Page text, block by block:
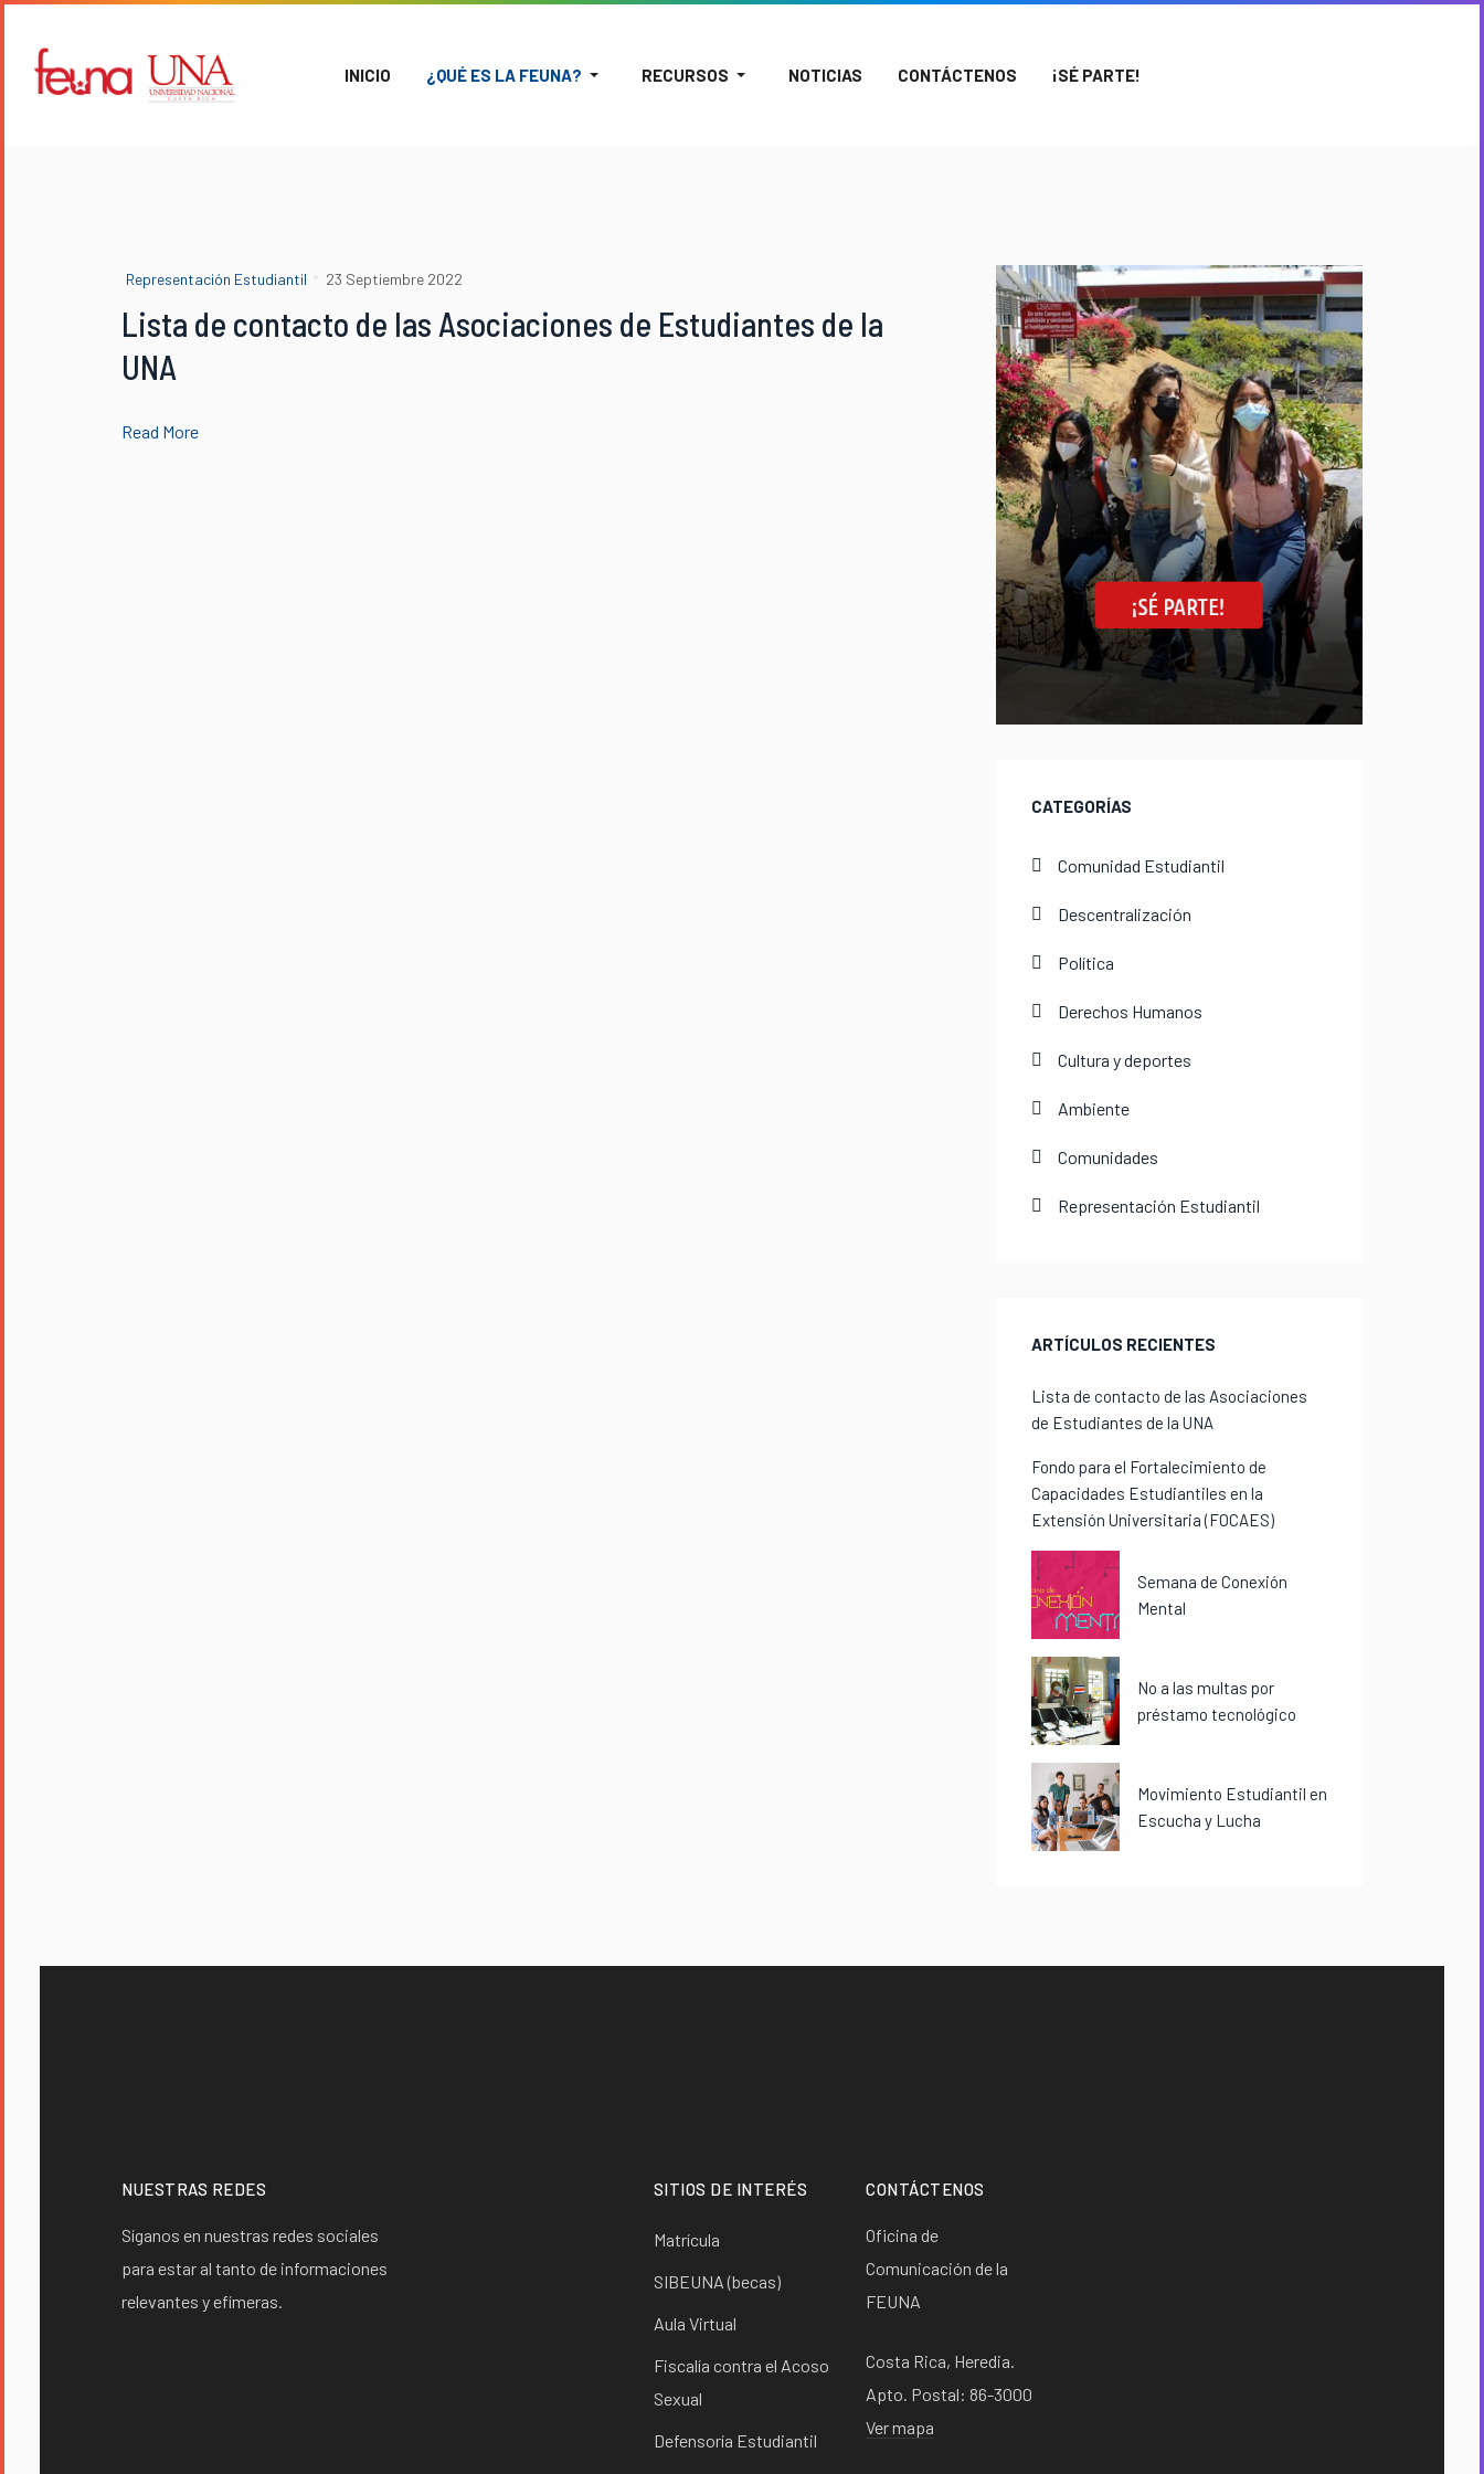
INICIO ¿QUÉ ES LA FEUNA? RECURSOS NOTICIAS CONTÁCTENOS ¡SÉ PARTE!
Representación Estudiantil 23 Septiembre 2022
Lista de contacto de las Asociaciones de Estudiantes de la
UNA
Read More
CATEGORÍAS
Comunidad Estudiantil
Descentralización
Política
Derechos Humanos
Cultura y deportes
Ambiente
Comunidades
Representación Estudiantil
ARTÍCULOS RECIENTES
Lista de contacto de las Asociaciones
de Estudiantes de la UNA
Fondo para el Fortalecimiento de
Capacidades Estudiantiles en la
Extensión Universitaria (FOCAES)
Semana de Conexión
Mental
No a las multas por
préstamo tecnológico
Movimiento Estudiantil en
Escucha y Lucha
NUESTRAS REDES
Síganos en nuestras redes sociales
para estar al tanto de informaciones
relevantes y efímeras.
SITIOS DE INTERÉS
Matrícula
SIBEUNA (becas)
Aula Virtual
Fiscalía contra el Acoso
Sexual
Defensoría Estudiantil
CONTÁCTENOS
Oficina de
Comunicación de la
FEUNA
Costa Rica, Heredia.
Apto. Postal: 86-3000
Ver mapa